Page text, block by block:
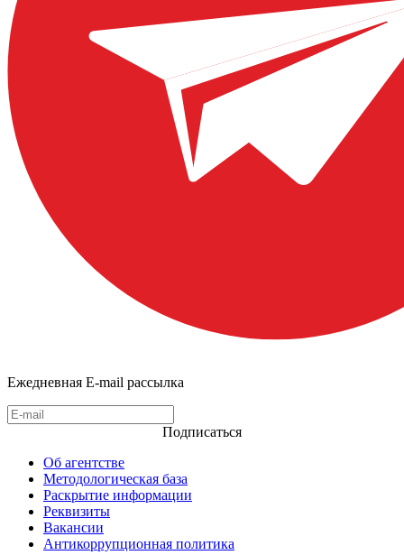
Ежедневная E-mail рассылка
Подписаться
Об агентстве
Методологическая база
Раскрытие информации
Реквизиты
Вакансии
Антикоррупционная политика